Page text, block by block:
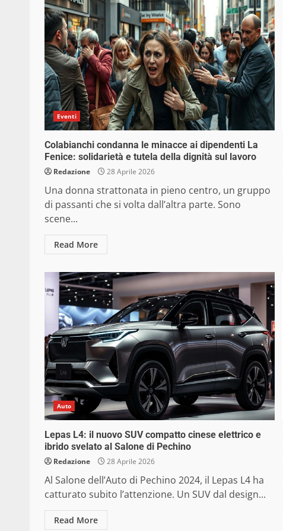
Eventi
Colabianchi condanna le minacce ai dipendenti La
Fenice: solidarietà e tutela della dignità sul lavoro
Redazione 28 Aprile 2026
Una donna strattonata in pieno centro, un gruppo
di passanti che si volta dall’altra parte. Sono
scene...
Read More
Auto
Lepas L4: il nuovo SUV compatto cinese elettrico e
ibrido svelato al Salone di Pechino
Redazione 28 Aprile 2026
Al Salone dell’Auto di Pechino 2024, il Lepas L4 ha
catturato subito l’attenzione. Un SUV dal design...
Read More